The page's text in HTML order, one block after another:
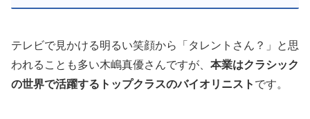
テレビで見かける明るい笑顔から「タレントさん？」と思
われることも多い木嶋真優さんですが、 本業はクラシック
の世界で活躍するトップクラスのバイオリニスト です。